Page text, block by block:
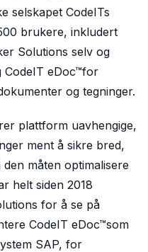
selskapet CodeITs
brukere, inkludert
Solutions selv og
CodeIT eDoc™for
og tegninger.
plattform uavhengige,
ment å sikre bred,
måten optimalisere
helt siden 2018
for å se på
CodeIT eDoc™som
SAP, for